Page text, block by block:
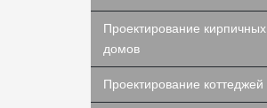
Проектирование кирпичных
домов
Проектирование коттеджей